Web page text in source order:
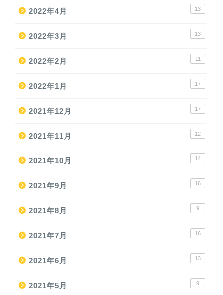
2022年4月 13
2022年3月 13
2022年2月 11
2022年1月 17
2021年12月 17
2021年11月 12
2021年10月 14
2021年9月 16
2021年8月 9
2021年7月 16
2021年6月 13
2021年5月 9